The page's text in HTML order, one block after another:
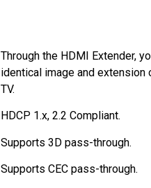
Through the HDMI Extender,
identical image and extension
TV.
HDCP 1.x, 2.2 Compliant.
Supports 3D pass-through.
Supports CEC pass-through.